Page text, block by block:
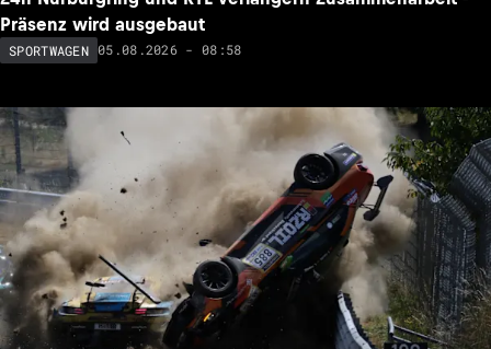
Präsenz wird ausgebaut
SPORTWAGEN 05.08.2026 - 08:58